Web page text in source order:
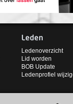
Leden
Ledenoverzicht
Lid worden
BOB Update
Ledenprofiel